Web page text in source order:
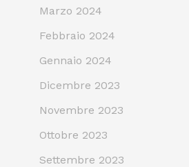
Marzo 2024
Febbraio 2024
Gennaio 2024
Dicembre 2023
Novembre 2023
Ottobre 2023
Settembre 2023